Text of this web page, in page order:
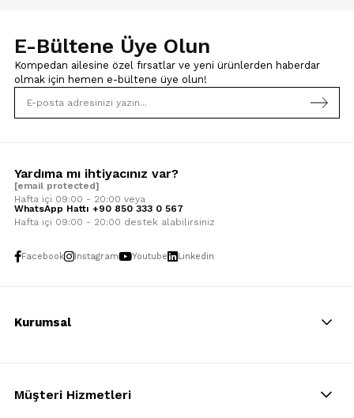
E-Bültene Üye Olun
Kompedan ailesine özel fırsatlar ve yeni ürünlerden haberdar
olmak için hemen e-bültene üye olun!
Yardıma mı ihtiyacınız var?
[email protected]
Hafta içi 09:00 - 20:00 veya
WhatsApp Hattı +90 850 333 0 567
Hafta içi 09:00 - 20:00 destek alabilirsiniz
Facebook Instagram Youtube Linkedin
Kurumsal
Müşteri Hizmetleri